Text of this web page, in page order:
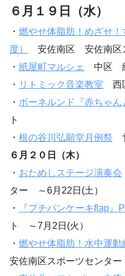
６月１９日（水）
・ 燃やせ体脂肪！めざせ
度）
安佐南区 安佐南区
・ 紙屋町マルシェ
中区
・ リトミック音楽教室 西
・ ボーネルンド『赤ちゃん
ト
・ 根の谷川弘願堂月例祭
６月２０日（木）
・ おためしステージ演奏会
ター ～6月22日(土）
・
『プチパンケーキflap』
ト ～7月2日(火）
・ 燃やせ体脂肪！水中運動
安佐南区スポーツセンタ